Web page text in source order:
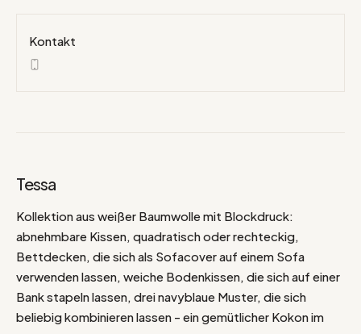
Kontakt
Tessa
Kollektion aus weißer Baumwolle mit Blockdruck:
abnehmbare Kissen, quadratisch oder rechteckig,
Bettdecken, die sich als Sofacover auf einem Sofa
verwenden lassen, weiche Bodenkissen, die sich auf einer
Bank stapeln lassen, drei navyblaue Muster, die sich
beliebig kombinieren lassen - ein gemütlicher Kokon im